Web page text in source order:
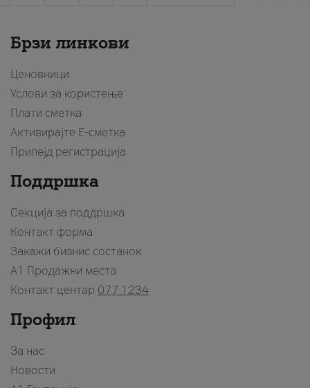
Брзи линкови
Ценовници
Услови за користење
Плати сметка
Активирајте Е-сметка
Припејд регистрација
Поддршка
Секција за поддршка
Контакт форма
Закажи бизнис состанок
A1 Продажни места
Контакт центар 077 1234
Профил
За нас
Новости